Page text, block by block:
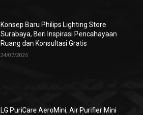
Konsep Baru Philips Lighting Store
Surabaya, Beri Inspirasi Pencahayaan
Ruang dan Konsultasi Gratis
24/07/2026
LG PuriCare AeroMini, Air Purifier Mini